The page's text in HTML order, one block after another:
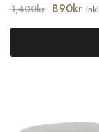
1,400kr 890kr